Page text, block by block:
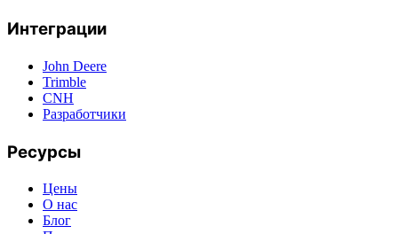
Интеграции
John Deere
Trimble
CNH
Разработчики
Ресурсы
Цены
О нас
Блог